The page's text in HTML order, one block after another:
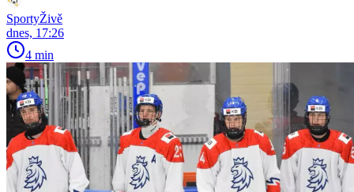
SportyŽivě
dnes, 17:26
4 min